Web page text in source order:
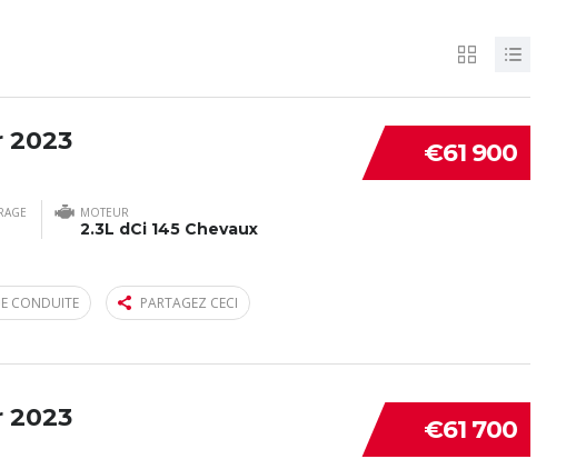
€61 900
2023
MOTEUR
2.3L dCi 145 Chevaux
CONDUITE PARTAGEZ CECI
€61 700
2023